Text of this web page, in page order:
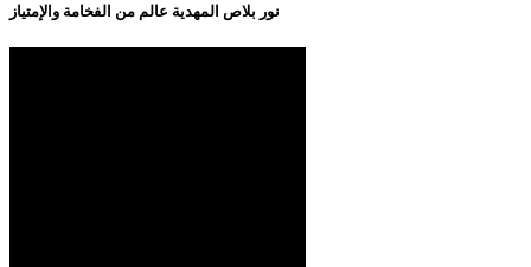
نور بلاص المهدية عالم من الفخامة والإمتياز